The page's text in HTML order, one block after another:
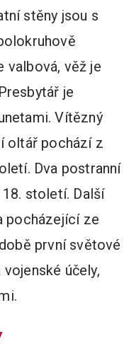
stěny jsou s
valbová, věž je
je
Vítězný
oltář pochází z
Dva postranní
století. Další
pocházející ze
první světové
účely,